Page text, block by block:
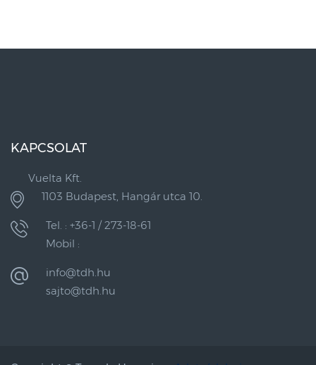
KAPCSOLAT
Vuelta Kft.
1103 Budapest, Hangár utca 10.
Tel. : +36-1 / 273-18-61
Mobil :
info@tdh.hu
sajto@tdh.hu